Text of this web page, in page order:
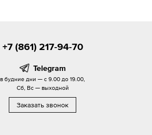
+7 (861) 217-94-70
Telegram
в будние дни — с 9.00 до 19.00,
Сб, Вс — выходной
Заказать звонок